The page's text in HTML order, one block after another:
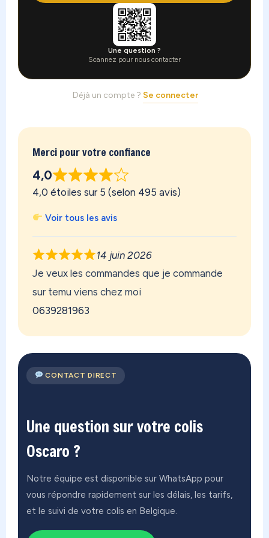
Une question ?
Scannez pour nous contacter
Déjà un compte ? Se connecter
Merci pour votre confiance
4,0
4,0 étoiles sur 5 (selon 495 avis)
Voir tous les avis
14 juin 2026
Je veux les commandes que je commande
sur temu viens chez moi
0639281963
CONTACT DIRECT
Une question sur votre colis
Oscaro ?
Notre équipe est disponible sur WhatsApp pour
vous répondre rapidement sur les délais, les tarifs,
et le suivi de votre colis en Belgique.